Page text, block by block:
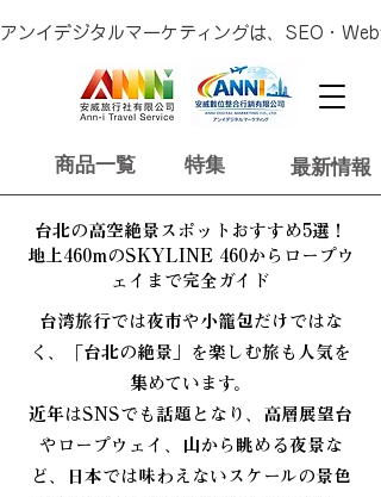
商品一覧 特集 最新情報
アンイデジタルマーケティングは、SEO・
台北の高空絶景スポットおすすめ5選！
地上460mのSKYLINE 460からロープウ
ェイまで完全ガイド
台湾旅行では夜市や小籠包だけではな
く、「台北の絶景」を楽しむ旅も人気を
集めています。
近年はSNSでも話題となり、高層展望台
やロープウェイ、山から眺める夜景な
ど、日本では味わえないスケールの景色